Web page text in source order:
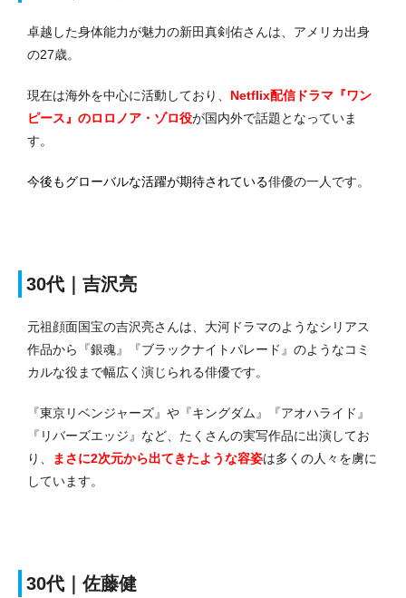
卓越した身体能力が魅力の新田真剣佑さんは、アメリカ出身
の27歳。
現在は海外を中心に活動しており、 Netflix配信ドラマ『ワン
ピース』のロロノア・ゾロ役が国内外で話題となっていま
す。
今後もグローバルな活躍が期待されている俳優の一人です。
30代｜吉沢亮
元祖顔面国宝の吉沢亮さんは、大河ドラマのようなシリアス
作品から『銀魂』『ブラックナイトパレード』のようなコミ
カルな役まで幅広く演じられる俳優です。
『東京リベンジャーズ』や『キングダム』『アオハライド』
『リバーズエッジ』など、たくさんの実写作品に出演してお
り、
まさに2次元から出てきたような容姿は多くの人々を虜に
しています。
30代｜佐藤健